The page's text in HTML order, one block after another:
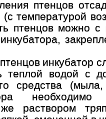
птенцов
температурой
птенцов можно с
инкубатор
теплой водой с
средства
необходимо
раствором